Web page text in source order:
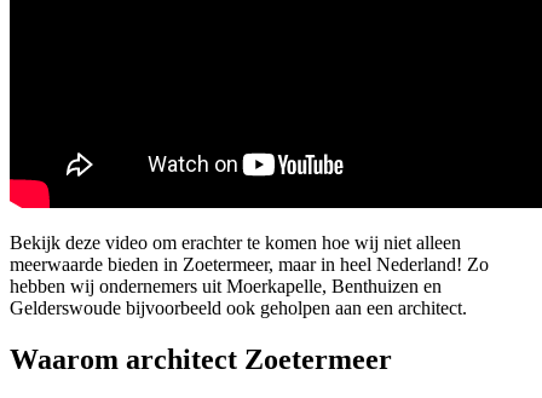
Bekijk deze video om erachter te komen hoe wij niet alleen
meerwaarde bieden in Zoetermeer, maar in heel Nederland! Zo
hebben wij ondernemers uit Moerkapelle, Benthuizen en
Gelderswoude bijvoorbeeld ook geholpen aan een architect.
Waarom architect Zoetermeer